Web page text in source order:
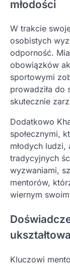
młodości
W trakcie
osobistych
odporność.
obowiązków
sportowymi
prowadziła do
skutecznie
Dodatkowo
społecznymi,
młodych
tradycyjnych
wyzwaniami,
mentorów,
wiernym
Kluczowi